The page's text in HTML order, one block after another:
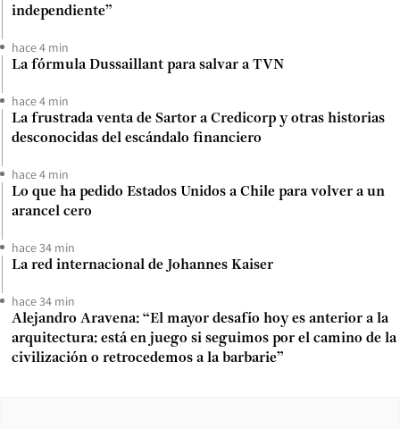
independiente”
hace 4 min
La fórmula Dussaillant para salvar a TVN
hace 4 min
La frustrada venta de Sartor a Credicorp y otras historias
desconocidas del escándalo financiero
hace 4 min
Lo que ha pedido Estados Unidos a Chile para volver a un
arancel cero
hace 34 min
La red internacional de Johannes Kaiser
hace 34 min
Alejandro Aravena: “El mayor desafío hoy es anterior a la
arquitectura: está en juego si seguimos por el camino de la
civilización o retrocedemos a la barbarie”